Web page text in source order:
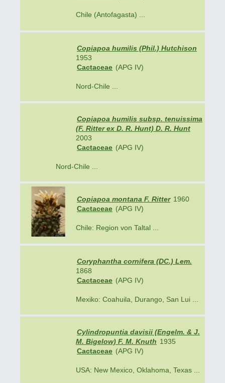
Chile (Antofagasta) ...
Copiapoa humilis (Phil.) Hutchison
1953
Cactaceae (APG IV)
Nord-Chile ...
Copiapoa humilis subsp. tenuissima
(F. Ritter ex D. R. Hunt) D. R. Hunt
2003
Cactaceae (APG IV)
Nord-Chile ...
Copiapoa montana F. Ritter 1960
Cactaceae (APG IV)
Chile: Region von Taltal ...
Coryphantha cornifera (DC.) Lem.
1868
Cactaceae (APG IV)
Mexiko: Coahuila, Durango, San Lui ...
Cylindropuntia davisii (Engelm. & J.
M. Bigelow) F. M. Knuth 1935
Cactaceae (APG IV)
USA: New Mexico, Oklahoma, Texas ...